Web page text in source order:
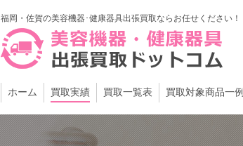
福岡・佐賀の美容機器･健康器具出張買取ならお任せください！
ホーム 買取実績 買取一覧表 買取対象商品一例